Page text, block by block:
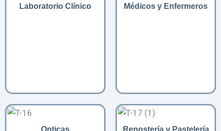
Laboratorio Clínico Médicos y Enfermeros
Opticas Repostería y Pastelería